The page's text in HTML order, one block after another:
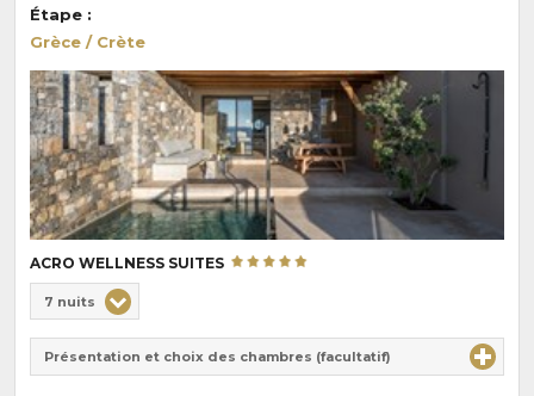
Étape :
Grèce / Crète
ACRO WELLNESS SUITES
de
pension
Durée
7 nuits
Présentation et choix des chambres (facultatif)